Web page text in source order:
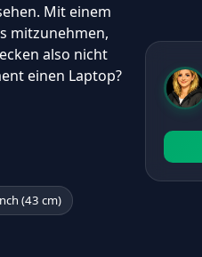
Mit einem
mitzunehmen,
also nicht
einen Laptop?
(43 cm)